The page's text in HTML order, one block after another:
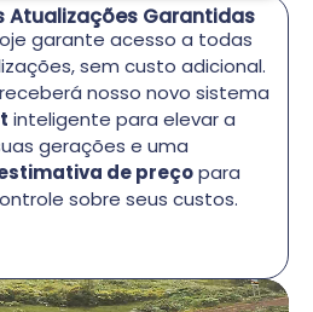
Atualizações Garantidas
garante acesso a todas
sem custo adicional.
nosso novo sistema
inteligente para elevar a
gerações e uma
de preçopara
sobre seus custos.